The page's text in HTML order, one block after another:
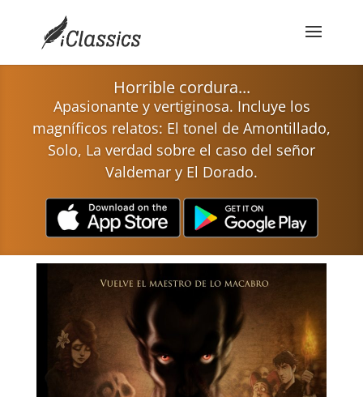
Horrible cordura...
Apasionante y vertiginosa. Incluye los
magníficos relatos: El tonel de Amontillado,
Solo, La verdad sobre el caso del señor
Valdemar y El Dorado.